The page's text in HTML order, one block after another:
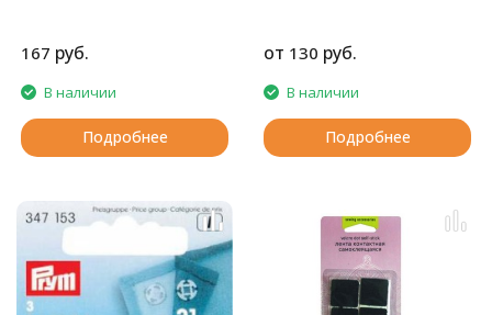
167 руб.
В наличии
Подробнее
от 130 руб.
В наличии
Подробнее